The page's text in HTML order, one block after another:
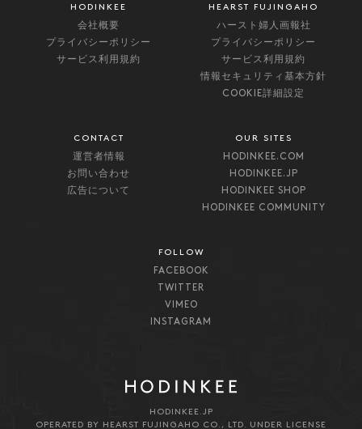
HODINKEE
会社概要
プライバシーポリシー
サービス利用規約
HEARST FUJINGAHO
ハースト婦人画報社
プライバシーポリシー
サービス利用規約
情報セキュリティ基本方針
COOKIE詳細設定
CONTACT
運営者情報
お問い合わせ
広告について
OUR SITES
HODINKEE.COM
HODINKEE.JP
HODINKEE SHOP
HODINKEE COMMUNITY
FOLLOW
FACEBOOK
TWITTER
VIMEO
INSTAGRAM
HODINKEE.JP
OPERATED BY HEARST FUJINGAHO CO., LTD. UNDER LICENSE